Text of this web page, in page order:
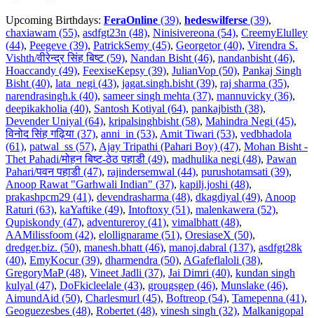
Upcoming Birthdays: FeraOnline (39), hedeswilferse (39),
chaxiawam (55), asdfgt23n (48), Ninisivereona (54), CreemyElulley
(44), Peegeve (39), PatrickSemy (45), Georgetor (40), Virendra S.
Vishth/वीरेन्द्र सिंह बिष्ट (59), Nandan Bisht (46), nandanbisht (46),
Hoaccandy (49), FeexiseKepsy (39), JulianVop (50), Pankaj Singh
Bisht (40), lata_negi (43), jagat.singh.bisht (39), raj sharma (35),
narendrasingh.k (40), sameer singh mehta (37), mannuvicky (36),
deepikakholia (40), Santosh Kotiyal (64), pankajbisth (38),
Devender Uniyal (64), kripalsinghbisht (58), Mahindra Negi (45),
विनोद सिंह गढ़िया (37), anni_in (53), Amit Tiwari (53), vedbhadola
(61), patwal_ss (57), Ajay Tripathi (Pahari Boy) (47), Mohan Bisht -
Thet Pahadi/मोहन बिष्ट-ठेठ पहाडी (49), madhulika negi (48), Pawan
Pahari/पवन पहाडी (47), rajindersemwal (44), purushotamsati (39),
Anoop Rawat "Garhwali Indian" (37), kapilj.joshi (48),
prakashpcm29 (41), devendrasharma (48), dkagdiyal (49), Anoop
Raturi (63), kaYaftike (49), Intoftoxy (51), malenkawera (52),
Qupiskondy (47), adventureroy (41), vimalbhatt (48),
AAMilissfoom (42), elollignarame (51), OresiaseX (50),
dredger.biz. (50), manesh.bhatt (46), manoj.dabral (137), asdfgt28k
(40), EmyKocur (39), dharmendra (50), AGafeflaloli (38),
GregoryMaP (48), Vineet Jadli (37), Jai Dimri (40), kundan singh
kulyal (47), DoFkicleelale (43), grougsgep (46), Munslake (46),
AimundAid (50), Charlesmurl (45), Boftreop (54), Tamepenna (41),
Geoguezesbes (48), Robertet (48), vinesh singh (32), Malkanigopal